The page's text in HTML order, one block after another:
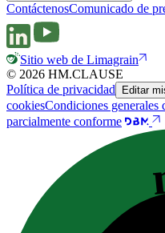
ContáctenosComunicado de
Sitio web de Limagrain
© 2026 HM.CLAUSE
Política de privacidad
Editar
cookiesCondiciones generales
parcialmente conforme